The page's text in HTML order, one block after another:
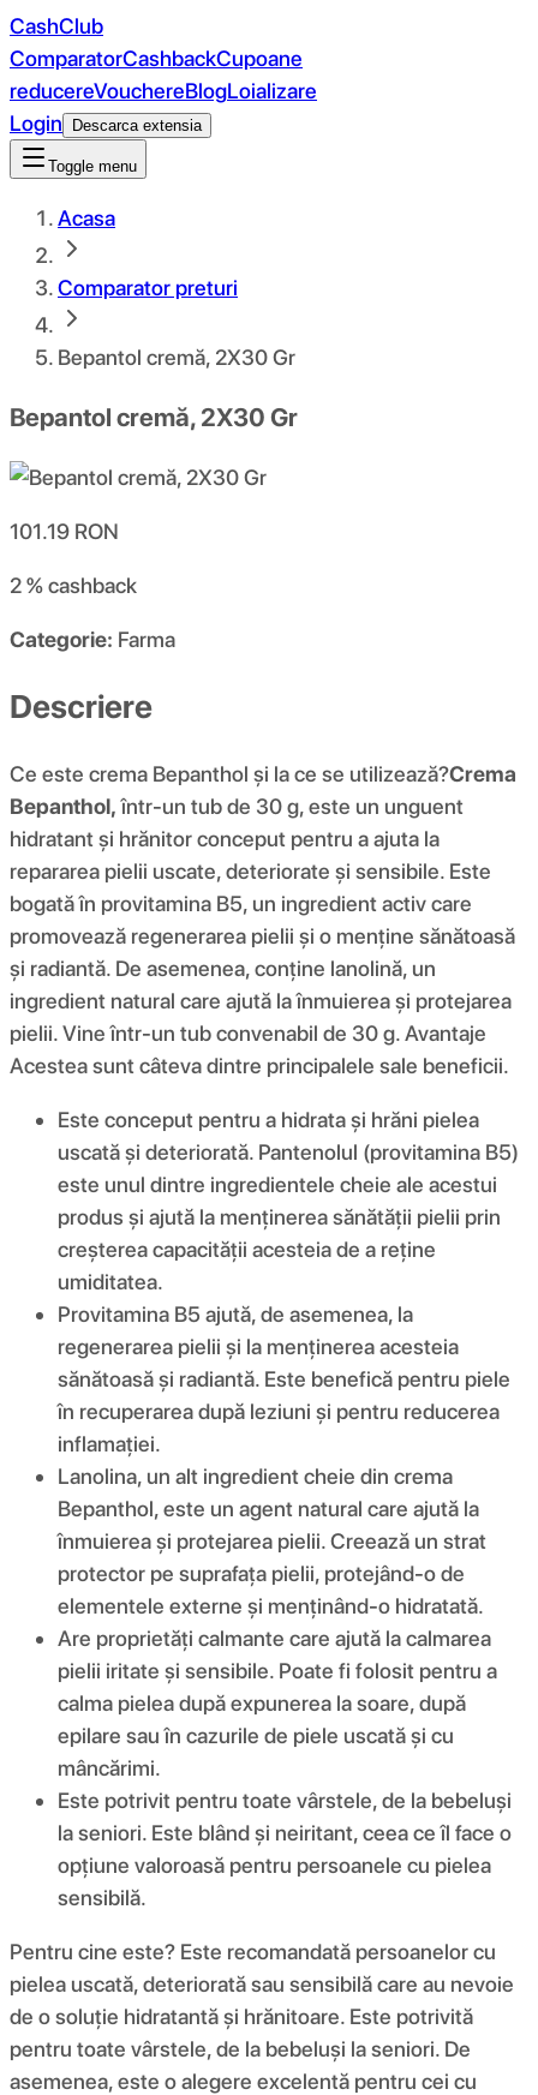
CashClub
ComparatorCashbackCupoane
reducereVouchereBlogLoializare
Login
Descarca extensia
Toggle menu
Acasa
Comparator preturi
Bepantol cremă, 2X30 Gr
Bepantol cremă, 2X30 Gr
101.19 RON
2 %cashback
Categorie: Farma
Descriere
Ce este crema Bepanthol și la ce se utilizează?Crema
Bepanthol,într-un tub de 30 g, este un unguent
hidratant și hrănitor conceput pentru a ajuta la
repararea pielii uscate, deteriorate și sensibile. Este
bogată în provitamina B5, un ingredient activ care
promovează regenerarea pielii și o menține sănătoasă
și radiantă. De asemenea, conține lanolină, un
ingredient natural care ajută la înmuierea și protejarea
pielii. Vine într-un tub convenabil de 30 g. Avantaje
Acestea sunt câteva dintre principalele sale beneficii.
Este conceput pentru a hidrata și hrăni pielea
uscată și deteriorată. Pantenolul (provitamina B5)
este unul dintre ingredientele cheie ale acestui
produs și ajută la menținerea sănătății pielii prin
creșterea capacității acesteia de a reține
umiditatea.
Provitamina B5 ajută, de asemenea, la
regenerarea pielii și la menținerea acesteia
sănătoasă și radiantă. Este benefică pentru piele
în recuperarea după leziuni și pentru reducerea
inflamației.
Lanolina, un alt ingredient cheie din crema
Bepanthol, este un agent natural care ajută la
înmuierea și protejarea pielii. Creează un strat
protector pe suprafața pielii, protejând-o de
elementele externe și menținând-o hidratată.
Are proprietăți calmante care ajută la calmarea
pielii iritate și sensibile. Poate fi folosit pentru a
calma pielea după expunerea la soare, după
epilare sau în cazurile de piele uscată și cu
mâncărimi.
Este potrivit pentru toate vârstele, de la bebeluși
la seniori. Este blând și neiritant, ceea ce îl face o
opțiune valoroasă pentru persoanele cu pielea
sensibilă.
Pentru cine este? Este recomandată persoanelor cu
pielea uscată, deteriorată sau sensibilă care au nevoie
de o soluție hidratantă și hrănitoare. Este potrivită
pentru toate vârstele, de la bebeluși la seniori. De
asemenea, este o alegere excelentă pentru cei cu